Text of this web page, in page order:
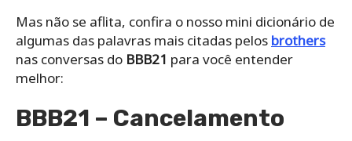
Mas não se aflita, confira o nosso mini dicionário de
algumas das palavras mais citadas pelos brothers
nas conversas do BBB21 para você entender
melhor:
BBB21 – Cancelamento